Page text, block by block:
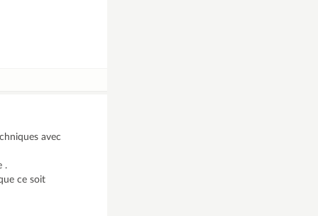
avec
.
ce soit